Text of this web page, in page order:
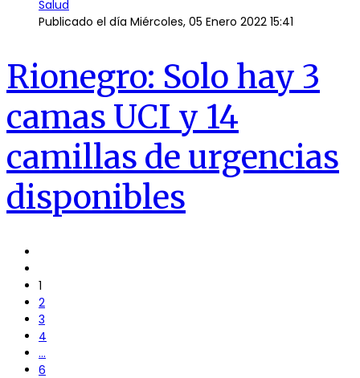
Salud
Publicado el día Miércoles, 05 Enero 2022 15:41
Rionegro: Solo hay 3
camas UCI y 14
camillas de urgencias
disponibles
1
2
3
4
...
6